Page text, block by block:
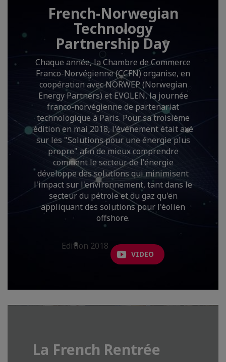
French-Norwegian
Technology
Partnership Day
Chaque année, la Chambre de Commerce
Franco-Norvégienne (CCFN) organise, en
coopération avec NORWEP (Norwegian
Energy Partners) et EVOLEN, la journée
franco-norvégienne de partenariat
technologique à Paris. Pour sa troisième
édition en mai 2018, l'événement était axé
sur les "Solutions pour une énergie plus
propre" afin de mieux comprendre
comment le secteur de l'énergie
développe des solutions qui minimisent
l'impact sur l'environnement, tant dans le
secteur du pétrole et du gaz qu'en
appliquant des solutions pour l'éolien
offshore.
Edition 2018
VIDEO
La French Rentrée